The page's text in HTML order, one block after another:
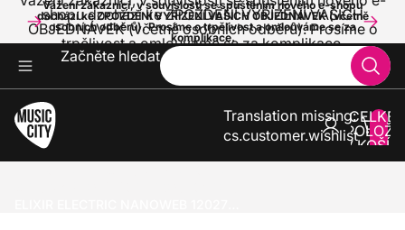
Vážení zákazníci, v souvislosti se spuštěním nového e-shopu
dochází ke ZPOŽDĚNÍ VYŘÍZENÍ VAŠICH OBJEDNÁVEK (včetně
osobních odběrů). Prosíme o trpělivost a omlouváme se za
komplikace.
shopu dochází ke ZPOŽDĚNÍ VYŘÍZENÍ VAŠICH
OBJEDNÁVEK (včetně osobních odběrů). Prosíme o
trpělivost a omlouváme se za komplikace.
Začněte hledat
Translation missing:
cs.customer.wishlist
V
0